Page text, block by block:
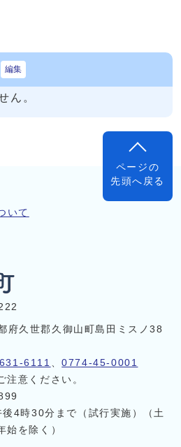
編集
ん。
ページの
先頭へ戻る
いて
久世郡久御山町島田ミスノ38
6111 、0774-45-0001
注意ください。
4時30分まで（試行実施）（土
始を除く）